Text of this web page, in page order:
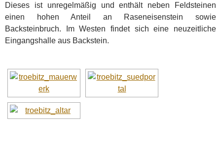
Dieses ist unregelmäßig und enthält neben Feldsteinen
einen hohen Anteil an Raseneisenstein sowie
Backsteinbruch. Im Westen findet sich eine neuzeitliche
Eingangshalle aus Backstein.